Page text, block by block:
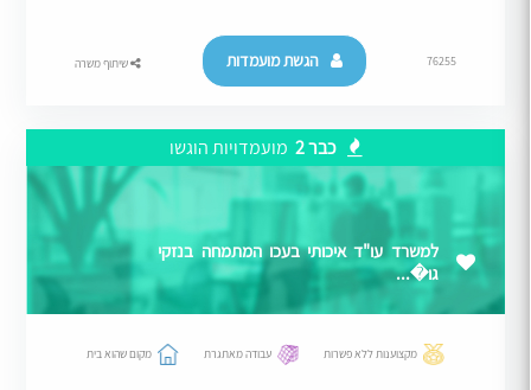
76255 הגשת מועמדות שיתוף משרה
כבר 2 מועמדויות הוגשו
למשרד עו"ד איכותי בעכו המתמחה בנזקי
גו�...
מקצוענות ללא פשרות עבודה מאתגרת מקום שהוא בית